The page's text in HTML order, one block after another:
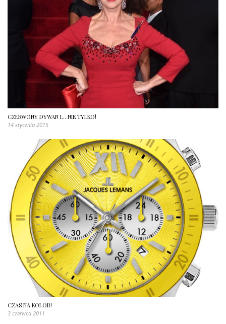
CZERWONY DYWAN I… NIE TYLKO!
14 stycznia 2015
CZAS NA KOLOR!
3 czerwca 2011